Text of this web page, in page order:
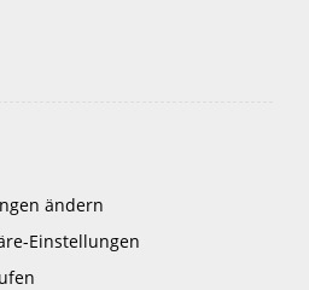
ändern
Einstellungen